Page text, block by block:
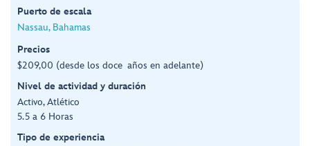
Puerto de escala
Nassau, Bahamas
Precios
$209,00 (desde los doce años en adelante)
Nivel de actividad y duración
Activo, Atlético
5.5 a 6 Horas
Tipo de experiencia